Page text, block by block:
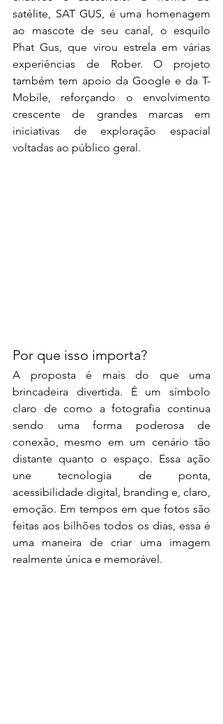
satélite, SAT GUS, é uma homenagem
ao mascote de seu canal, o esquilo
Phat Gus, que virou estrela em várias
experiências de Rober. O projeto
também tem apoio da Google e da T-
Mobile, reforçando o envolvimento
crescente de grandes marcas em
iniciativas de exploração espacial
voltadas ao público geral.
Por que isso importa?
A proposta é mais do que uma
brincadeira divertida. É um símbolo
claro de como a fotografia continua
sendo uma forma poderosa de
conexão, mesmo em um cenário tão
distante quanto o espaço. Essa ação
une tecnologia de ponta,
acessibilidade digital, branding e, claro,
emoção. Em tempos em que fotos são
feitas aos bilhões todos os dias, essa é
uma maneira de criar uma imagem
realmente única e memorável.